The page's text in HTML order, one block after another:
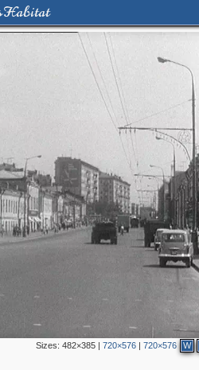
Habitat
Sizes:482×385 |720×576 |720×576 W